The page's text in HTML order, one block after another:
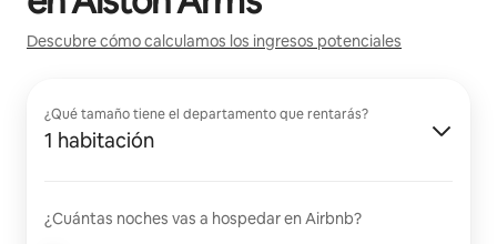
Descubre cómo calculamos los ingresos potenciales
¿Qué tamaño tiene el departamento que rentarás?
1 habitación
¿Cuántas noches vas a hospedar en Airbnb?